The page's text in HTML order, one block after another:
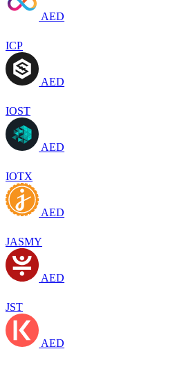
AED
ICP
AED
IOST
AED
IOTX
AED
JASMY
AED
JST
AED